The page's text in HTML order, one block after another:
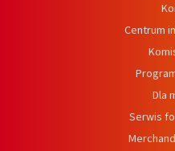
Centrum
Dla
Serwis